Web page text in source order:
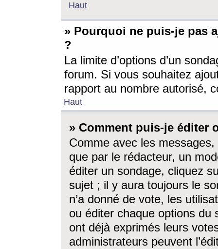
Haut
» Pourquoi ne puis-je pas
?
La limite d’options d’un
forum. Si vous souhaitez
rapport au nombre autorisé,
Haut
» Comment puis-je éditer
Comme avec les
que par le rédacteur, un
éditer un sondage, cliquez
sujet ; il y aura toujours le
n’a donné de vote, les
ou éditer chaque options du
ont déjà exprimés leurs
administrateurs peuvent